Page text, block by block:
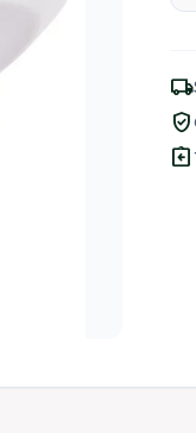
local_shipping
verified_user
assignment_return